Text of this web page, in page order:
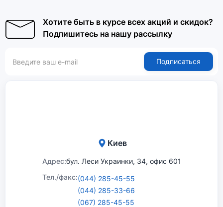
Хотите быть в курсе всех акций и скидок?
Подпишитесь на нашу рассылку
Подписаться
Киев
Адрес:бул. Леси Украинки, 34, офис 601
Тел./факс:(044) 285-45-55
(044) 285-33-66
(067) 285-45-55